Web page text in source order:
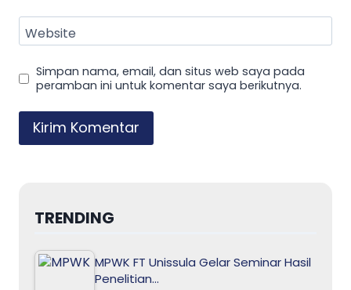
Website
Simpan nama, email, dan situs web saya pada
peramban ini untuk komentar saya berikutnya.
TRENDING
MPWK FT Unissula Gelar Seminar Hasil
Penelitian…